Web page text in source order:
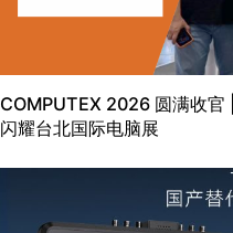
COMPUTEX 2026 圆满收官
闪耀台北国际电脑展